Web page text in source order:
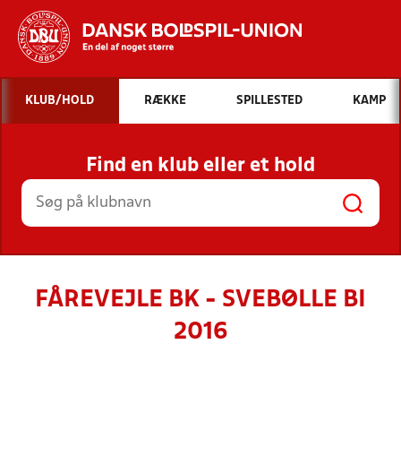
Hvad vil du søge efter?
INDHOLD OG NYHEDER
STILLINGER, RESULTATER, KLUBBER OG
HOLD
KLUB/HOLD RÆKKE SPILLESTED KAMP
Find en klub eller et hold
FÅREVEJLE BK - SVEBØLLE BI
2016